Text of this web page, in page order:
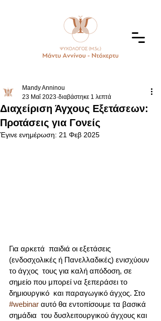
Διαχείριση Άγχους Εξετάσεων:
Προτάσεις για Γονείς
Mandy Anninou
23 Μαΐ 2023 διαβάστηκε 1 λεπτά
Έγινε ενημέρωση: 21 Φεβ 2025
Για αρκετά  παιδιά οι εξετάσεις
(ενδοσχολικές ή Πανελλαδικές) ενισχύουν
το άγχος  τους για καλή απόδοση, σε
σημείο που μπορεί να ξεπεράσει το
δημιουργικό  και παραγωγικό άγχος. Στο
#webinar αυτό θα εντοπίσουμε τα βασικά
σημάδια  του δυσλειτουργικού άγχους και